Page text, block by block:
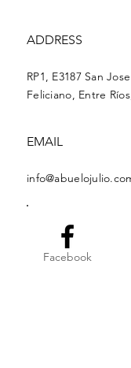
ADDRESS
RP1, E3187 San
Feliciano, Entre
EMAIL
Facebook